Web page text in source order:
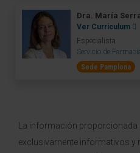
Dra. María
Ver Curriculum
Especialista
Servicio de
Sede Pamplona
La información proporcionada
exclusivamente informativos y